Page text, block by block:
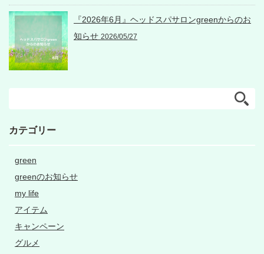
『2026年6月』ヘッドスパサロンgreenからのお
知らせ 2026/05/27
カテゴリー
green
greenのお知らせ
my life
アイテム
キャンペーン
グルメ